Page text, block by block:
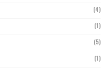
(4)
(1)
(5)
(1)